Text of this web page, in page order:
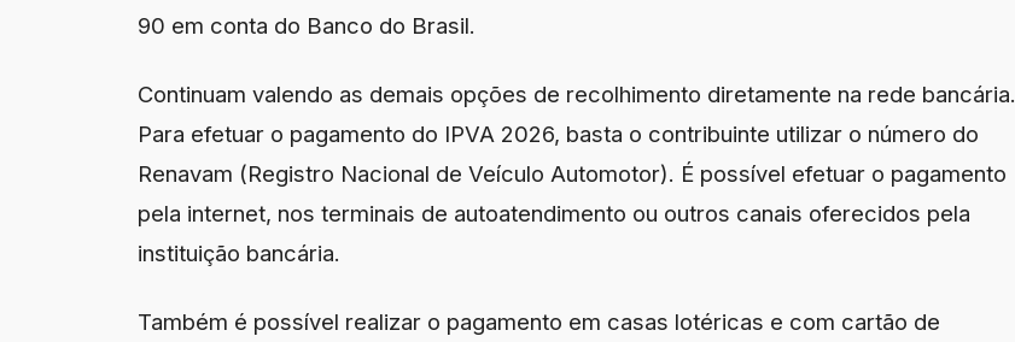
90 em conta do Banco do Brasil.
Continuam valendo as demais opções de recolhimento diretamente na rede bancária.
Para efetuar o pagamento do IPVA 2026, basta o contribuinte utilizar o número do
Renavam (Registro Nacional de Veículo Automotor). É possível efetuar o pagamento
pela internet, nos terminais de autoatendimento ou outros canais oferecidos pela
instituição bancária.
Também é possível realizar o pagamento em casas lotéricas e com cartão de